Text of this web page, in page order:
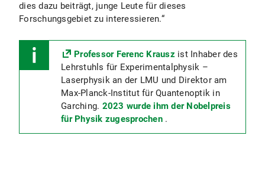
dies dazu beiträgt, junge Leute für dieses
Forschungsgebiet zu interessieren.“
Professor Ferenc Krauszist Inhaber des
Lehrstuhls für Experimentalphysik –
Laserphysik an der LMU und Direktor am
Max-Planck-Institut für Quantenoptik in
Garching. 2023 wurde ihm der Nobelpreis
für Physik zugesprochen.